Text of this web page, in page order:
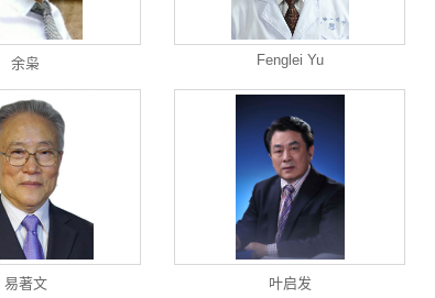
余枭 Fenglei Yu
易著文 叶启发